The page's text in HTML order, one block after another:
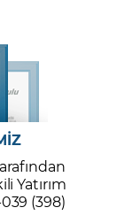
Yatırım
(398)